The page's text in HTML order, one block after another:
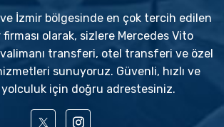
ve İzmir bölgesinde en çok tercih edilen
olarak, sizlere Mercedes Vito
transferi, otel transferi ve özel
sunuyoruz. Güvenli, hızlı ve
için doğru adrestesiniz.